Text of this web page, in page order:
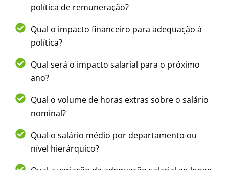
política de remuneração?
Qual o impacto financeiro para adequação à
política?
Qual será o impacto salarial para o próximo
ano?
Qual o volume de horas extras sobre o salário
nominal?
Qual o salário médio por departamento ou
nível hierárquico?